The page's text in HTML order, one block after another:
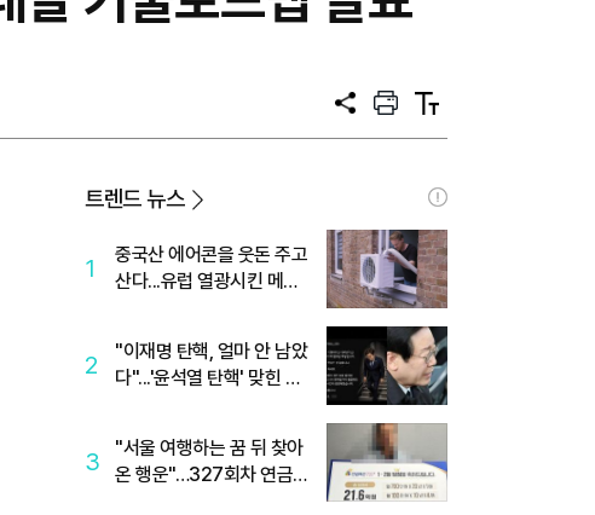
공
프
트
텍
트
트렌드 뉴스
1
중국산 에어콘을 웃돈 주고
산다...유럽 열광시킨 메이
2
"이재명 탄핵, 얼마 안 남았
다"...'윤석열 탄핵' 맞힌 무
3
"서울 여행하는 꿈 뒤 찾아
온 행운"…327회차 연금